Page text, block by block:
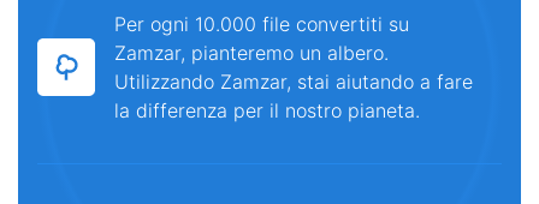
Per ogni 10.000 file convertiti su
Zamzar, pianteremo un albero.
Utilizzando Zamzar, stai aiutando a fare
la differenza per il nostro pianeta.